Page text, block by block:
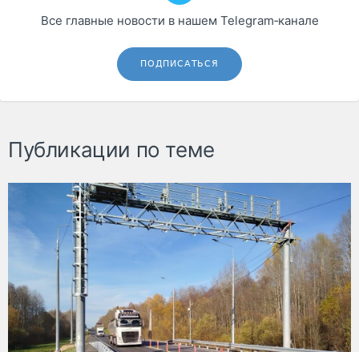
Все главные новости в нашем Telegram‑канале
ПОДПИСАТЬСЯ
Публикации по теме